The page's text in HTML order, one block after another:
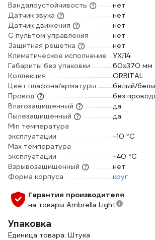
Вандалоустойчивость
нет
Датчик звука
нет
Датчик движения
нет
С пультом управления
нет
Защитная решетка
нет
Климатическое исполнение
УХЛ4
Габариты без упаковки
60x370 мм
Коллекция
ORBITAL
Цвет плафона/арматуры
белый/
Провод
без
Влагозащищенный
да
Пылезащищенный
да
Min температура
эксплуатации
-10 °С
Max температура
эксплуатации
+40 °С
Взрывозащищенный
нет
Форма корпуса
круг
Гарантия производителя
на товары Ambrella Light
Упаковка
Единица товара: Штука